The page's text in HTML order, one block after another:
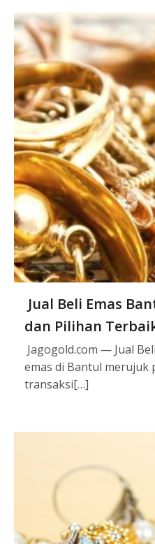
Jual Beli Emas
dan Pilihan
Jagogold.com — Jual
emas di Bantul merujuk
transaksi[…]